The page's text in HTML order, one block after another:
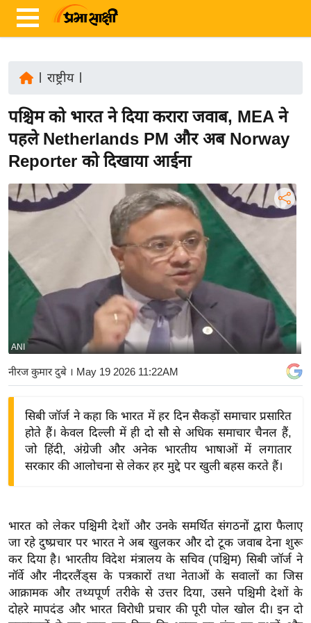
ज़ा
ख
ब
र
रा
ष्ट्री
अं
त
बि
ज़
ने
द्यो
वि
शे
ष
ज्ञ
रा
राष्ट्रीय|
पश्चिम को भारत ने दिया करारा जवाब, MEA ने
पहले Netherlands PM और अब Norway
Reporter को दिखाया आईना
ANI
नीरज कुमार दुबे । May 19 2026 11:22AM
सिबी जॉर्ज ने कहा कि भारत में हर दिन सैकड़ों समाचार प्रसारित
होते हैं। केवल दिल्ली में ही दो सौ से अधिक समाचार चैनल हैं,
जो हिंदी, अंग्रेजी और अनेक भारतीय भाषाओं में लगातार
सरकार की आलोचना से लेकर हर मुद्दे पर खुली बहस करते हैं।
भारत को लेकर पश्चिमी देशों और उनके समर्थित संगठनों द्वारा फैलाए
जा रहे दुष्प्रचार पर भारत ने अब खुलकर और दो टूक जवाब देना शुरू
कर दिया है। भारतीय विदेश मंत्रालय के सचिव (पश्चिम) सिबी जॉर्ज ने
नॉर्वे और नीदरलैंड्स के पत्रकारों तथा नेताओं के सवालों का जिस
आक्रामक और तथ्यपूर्ण तरीके से उत्तर दिया, उसने पश्चिमी देशों के
दोहरे मापदंड और भारत विरोधी प्रचार की पूरी पोल खोल दी। इन दो